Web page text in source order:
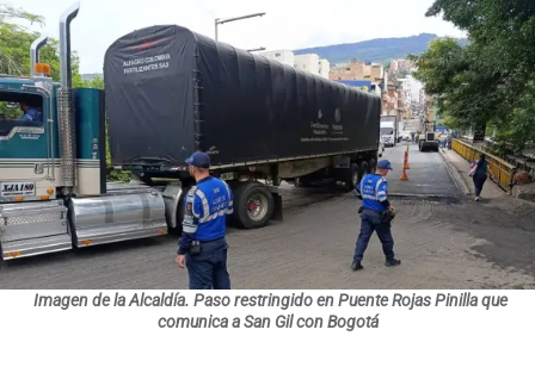
Imagen de la Alcaldía. Paso restringido en Puente Rojas Pinilla que
comunica a San Gil con Bogotá